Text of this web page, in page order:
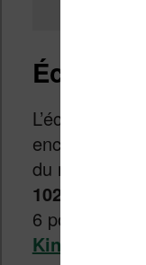
Écran,
L’écran
encre
du marché :
1024 x 758
6 pouces ce
Kindle de base